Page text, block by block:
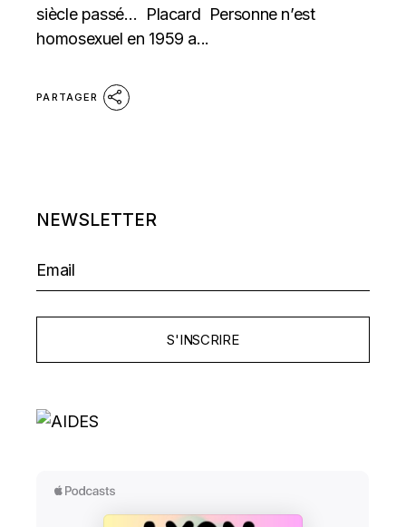
siècle passé… Placard Personne n’est
homosexuel en 1959 a...
PARTAGER
NEWSLETTER
S'INSCRIRE